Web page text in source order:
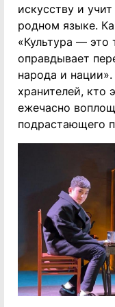
искусству и
родном языке.
«Культура — это
оправдывает
народа и
хранителей, кто
ежечасно
подрастающего